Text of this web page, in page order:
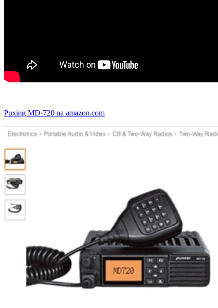
Puxing MD-720 na amazon.com